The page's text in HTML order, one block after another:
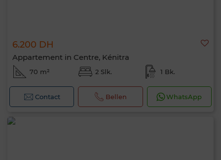
6.200 DH
Appartement in Centre, Kénitra
70 m² 2 Slk. 1 Bk.
Contact Bellen WhatsApp